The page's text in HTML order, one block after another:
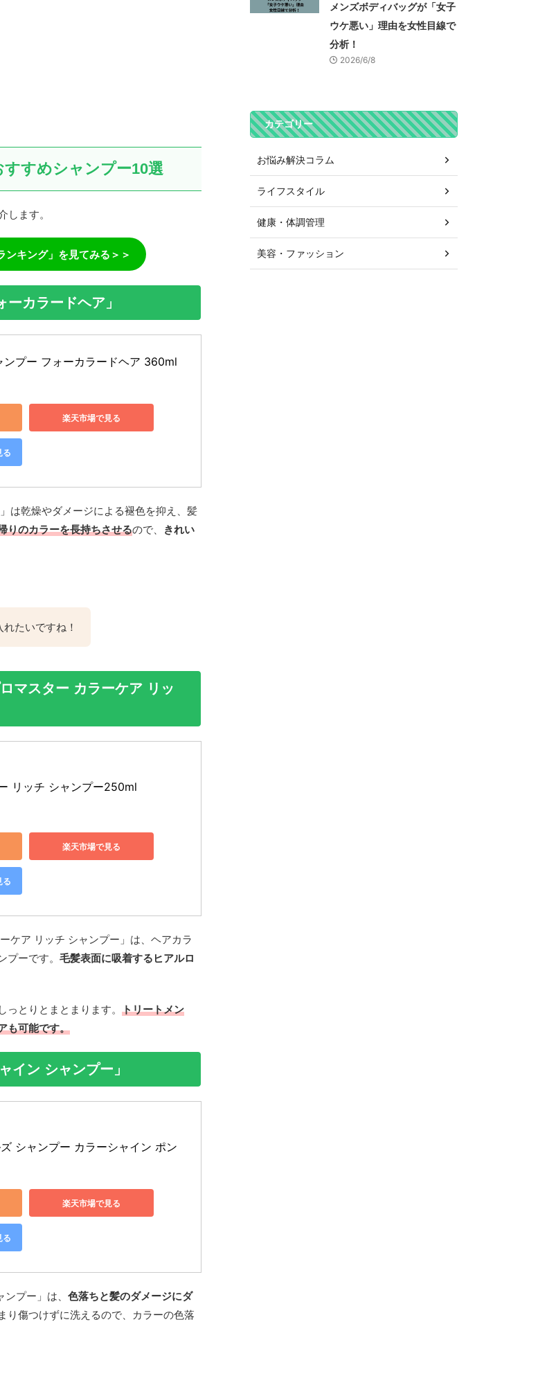
すすめシャンプー10選
ます。
キング」を見てみる＞＞
カラードヘア」
ンプー フォーカラードヘア 360ml
楽天市場で見る
る
は乾燥やダメージによる褪色を抑え、髪
りのカラーを長持ちさせるので、
きれい
たいですね！
マスター カラーケア リッ
リッチ シャンプー250ml
楽天市場で見る
る
ケア リッチ シャンプー」は、ヘアカラ
ーです。 毛髪表面に吸着するヒアルロ
とりとまとまります。 トリートメン
も可能です。
イン シャンプー」
シャンプー カラーシャイン ポン
楽天市場で見る
る
プー」は、 色落ちと髪のダメージにダ
り傷つけずに洗えるので、カラーの色落
メンズボディバッグが「女子
ウケ悪い」理由を女性目線で
分析！
2026/6/8
カテゴリー
お悩み解決コラム
ライフスタイル
健康・体調管理
美容・ファッション